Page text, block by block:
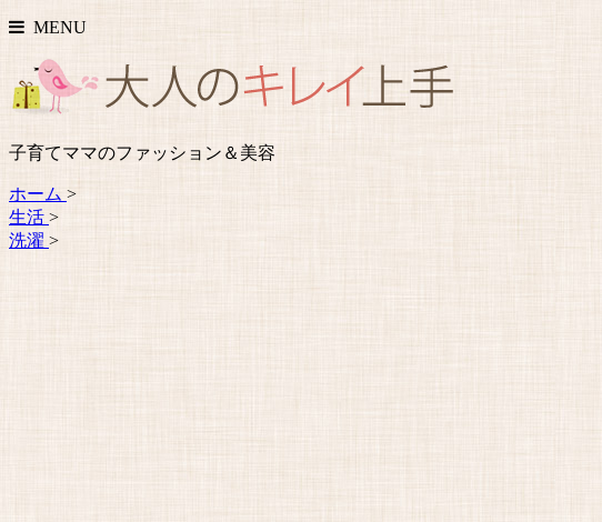
MENU
子育てママのファッション＆美容
ホーム >
生活 >
洗濯 >